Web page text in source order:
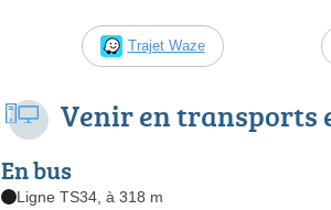
Trajet Waze
Venir en transports
En bus
Ligne TS34, à 318 m